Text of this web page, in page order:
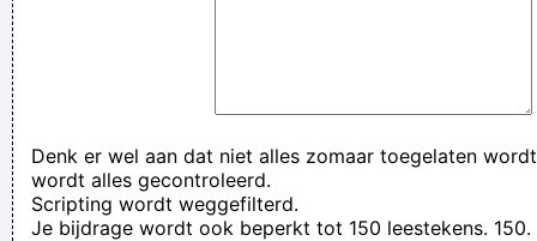
Denk er wel aan dat niet alles zomaar toegelaten
wordt alles gecontroleerd.
Scripting wordt weggefilterd.
Je bijdrage wordt ook beperkt tot 150 leestekens. 150.